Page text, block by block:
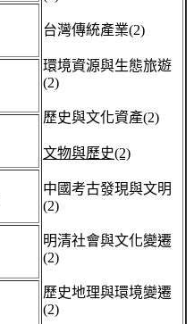
台灣傳統產業(2)
環境資源與生態旅遊
(2)
歷史與文化資產(2)
文物與歷史(2)
中國考古發現與文明
(2)
明清社會與文化變遷
(2)
歷史地理與環境變遷
(2)